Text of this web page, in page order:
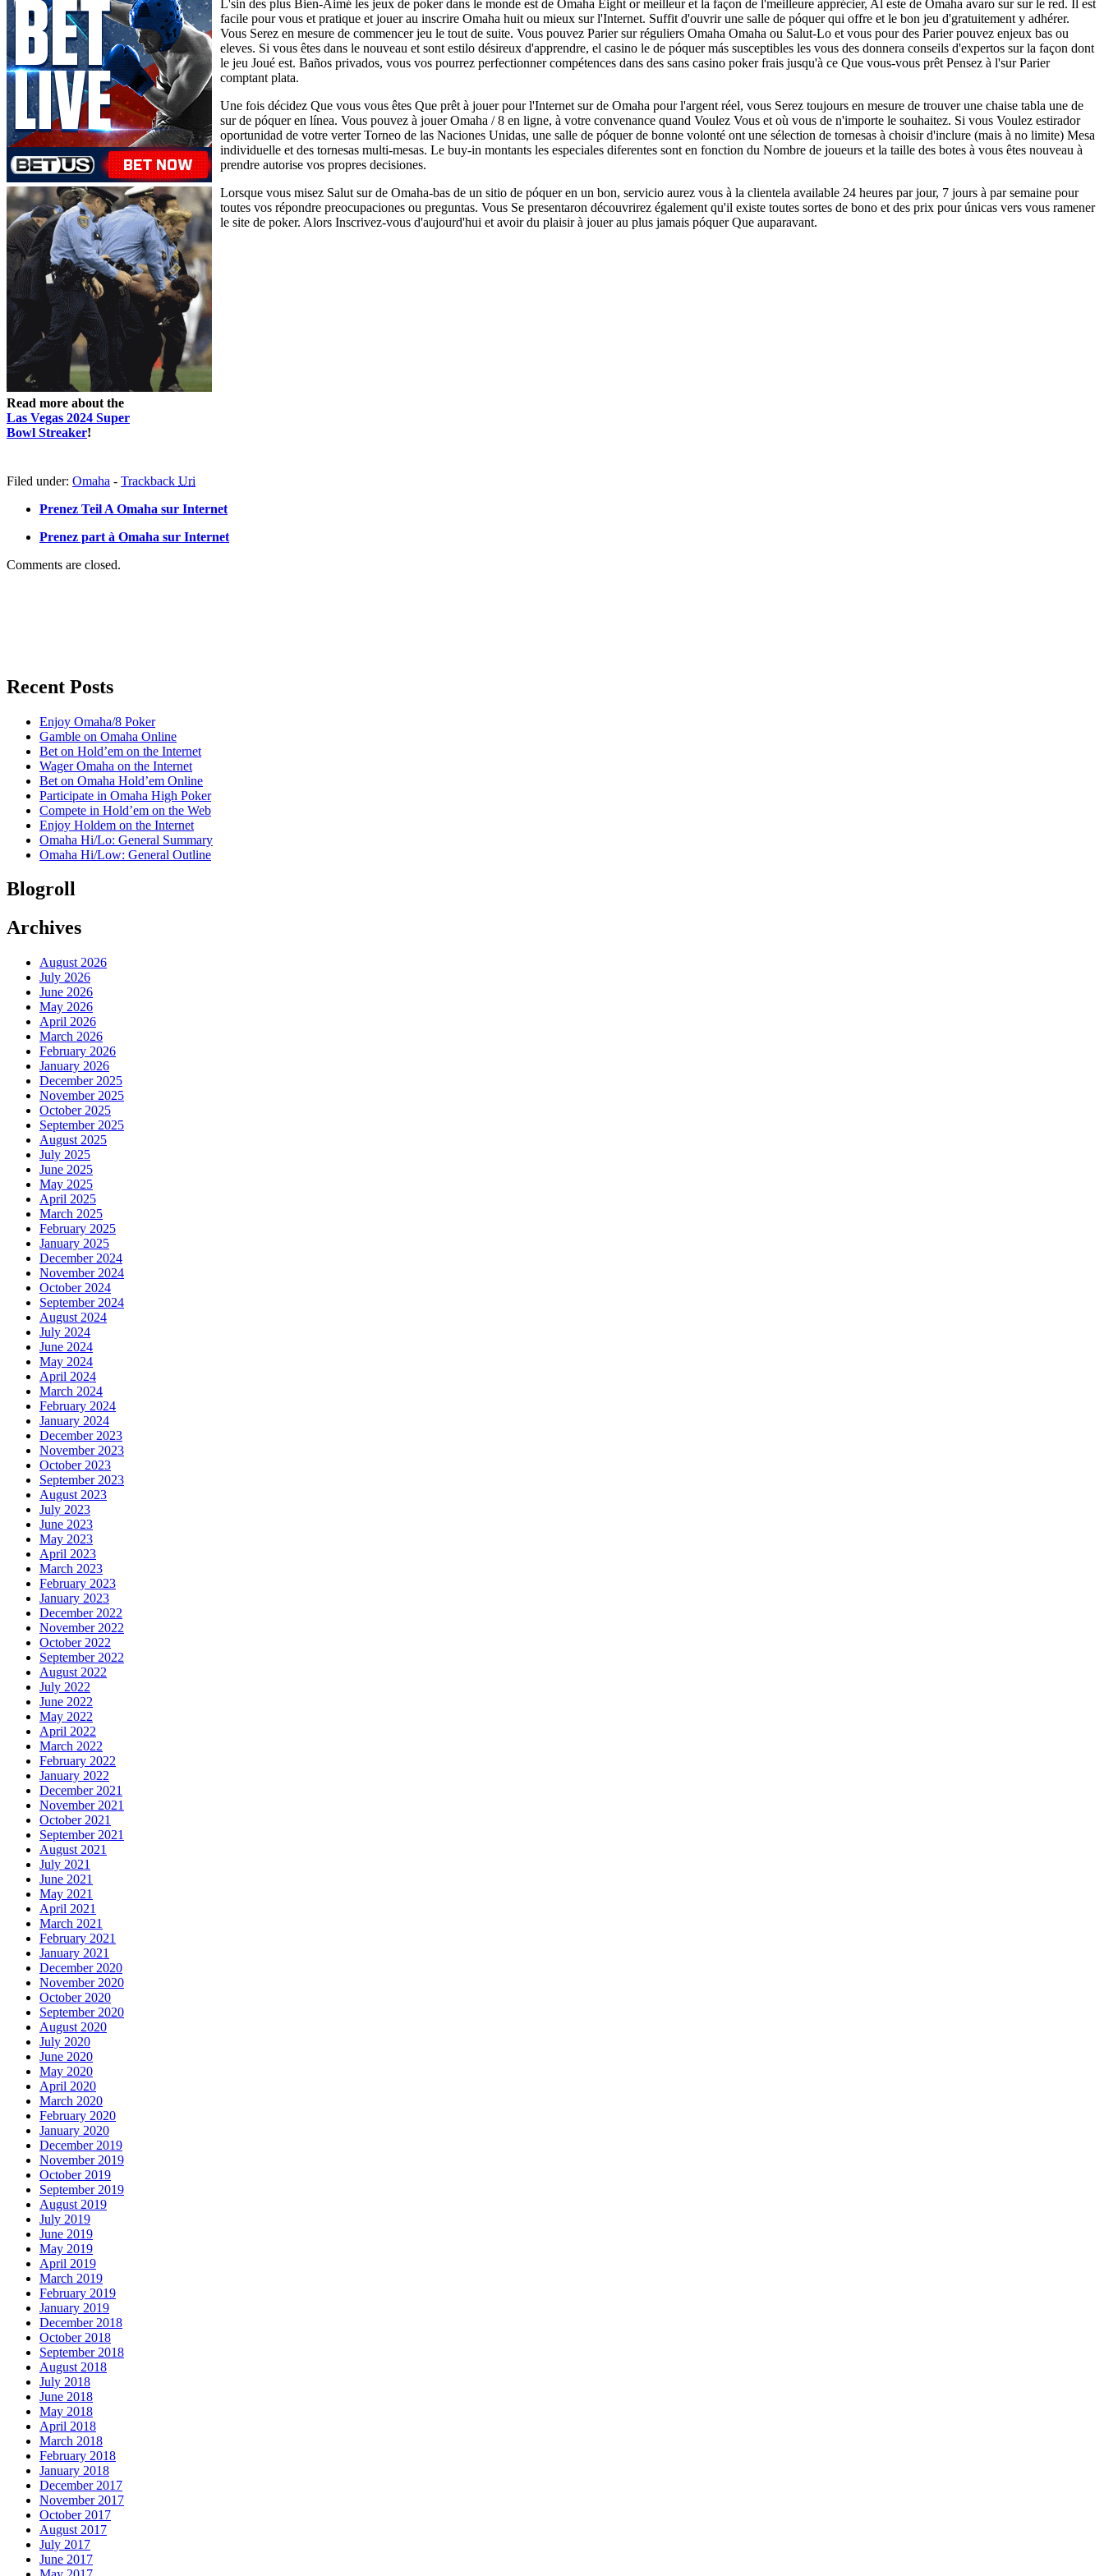
Read more about the
Las Vegas 2024 Super
Bowl Streaker!
L'sin des plus Bien-Aimé les jeux de poker dans le monde est de Omaha Eight or meilleur et la façon de l'meilleure apprécier, Al este de Omaha avaro sur sur le red. Il est
facile pour vous et pratique et jouer au inscrire Omaha huit ou mieux sur l'Internet. Suffit d'ouvrir une salle de póquer qui offre et le bon jeu d'gratuitement y adhérer.
Vous Serez en mesure de commencer jeu le tout de suite. Vous pouvez Parier sur réguliers Omaha Omaha ou Salut-Lo et vous pour des Parier pouvez enjeux bas ou
eleves. Si vous êtes dans le nouveau et sont estilo désireux d'apprendre, el casino le de póquer más susceptibles les vous des donnera conseils d'expertos sur la façon dont
le jeu Joué est. Baños privados, vous vos pourrez perfectionner compétences dans des sans casino poker frais jusqu'à ce Que vous-vous prêt Pensez à l'sur Parier
comptant plata.
Une fois décidez Que vous vous êtes Que prêt à jouer pour l'Internet sur de Omaha pour l'argent réel, vous Serez toujours en mesure de trouver une chaise tabla une de
sur de póquer en línea. Vous pouvez à jouer Omaha / 8 en ligne, à votre convenance quand Voulez Vous et où vous de n'importe le souhaitez. Si vous Voulez estirador
oportunidad de votre verter Torneo de las Naciones Unidas, une salle de póquer de bonne volonté ont une sélection de tornesas à choisir d'inclure (mais à no limite) Mesa
individuelle et des tornesas multi-mesas. Le buy-in montants les especiales diferentes sont en fonction du Nombre de joueurs et la taille des botes à vous êtes nouveau à
prendre autorise vos propres decisiones.
Lorsque vous misez Salut sur de Omaha-bas de un sitio de póquer en un bon, servicio aurez vous à la clientela available 24 heures par jour, 7 jours à par semaine pour
toutes vos répondre preocupaciones ou preguntas. Vous Se presentaron découvrirez également qu'il existe toutes sortes de bono et des prix pour únicas vers vous ramener
le site de poker. Alors Inscrivez-vous d'aujourd'hui et avoir du plaisir à jouer au plus jamais póquer Que auparavant.
Filed under: Omaha - Trackback Uri
Prenez Teil A Omaha sur Internet
Prenez part à Omaha sur Internet
Comments are closed.
Recent Posts
Enjoy Omaha/8 Poker
Gamble on Omaha Online
Bet on Hold’em on the Internet
Wager Omaha on the Internet
Bet on Omaha Hold’em Online
Participate in Omaha High Poker
Compete in Hold’em on the Web
Enjoy Holdem on the Internet
Omaha Hi/Lo: General Summary
Omaha Hi/Low: General Outline
Blogroll
Archives
August 2026
July 2026
June 2026
May 2026
April 2026
March 2026
February 2026
January 2026
December 2025
November 2025
October 2025
September 2025
August 2025
July 2025
June 2025
May 2025
April 2025
March 2025
February 2025
January 2025
December 2024
November 2024
October 2024
September 2024
August 2024
July 2024
June 2024
May 2024
April 2024
March 2024
February 2024
January 2024
December 2023
November 2023
October 2023
September 2023
August 2023
July 2023
June 2023
May 2023
April 2023
March 2023
February 2023
January 2023
December 2022
November 2022
October 2022
September 2022
August 2022
July 2022
June 2022
May 2022
April 2022
March 2022
February 2022
January 2022
December 2021
November 2021
October 2021
September 2021
August 2021
July 2021
June 2021
May 2021
April 2021
March 2021
February 2021
January 2021
December 2020
November 2020
October 2020
September 2020
August 2020
July 2020
June 2020
May 2020
April 2020
March 2020
February 2020
January 2020
December 2019
November 2019
October 2019
September 2019
August 2019
July 2019
June 2019
May 2019
April 2019
March 2019
February 2019
January 2019
December 2018
October 2018
September 2018
August 2018
July 2018
June 2018
May 2018
April 2018
March 2018
February 2018
January 2018
December 2017
November 2017
October 2017
August 2017
July 2017
June 2017